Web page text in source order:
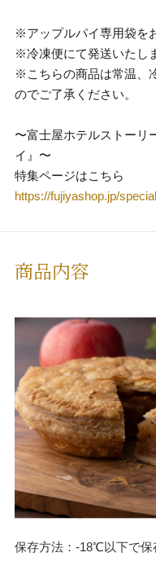
※アップルパイ専用袋を
※冷凍便にて発送いたし
※こちらの商品は常温、
のでご了承ください。
〜富士屋ホテルストーリ
イ』〜
特集ページはこちら
https://fujiyashop.jp/
商品内容
保存方法：-18℃以下で保